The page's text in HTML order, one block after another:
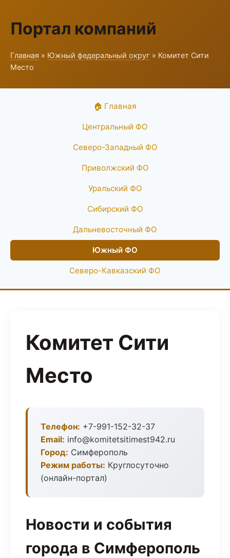
Портал компаний
Главная » Южный федеральный округ » Комитет Сити
Место
🏠 Главная
Центральный ФО
Северо-Западный ФО
Приволжский ФО
Уральский ФО
Сибирский ФО
Дальневосточный ФО
Южный ФО
Северо-Кавказский ФО
Комитет Сити
Место
Телефон: +7-991-152-32-37
Email: info@komitetsitimest942.ru
Город: Симферополь
Режим работы: Круглосуточно
(онлайн-портал)
Новости и события
города в Симферополь